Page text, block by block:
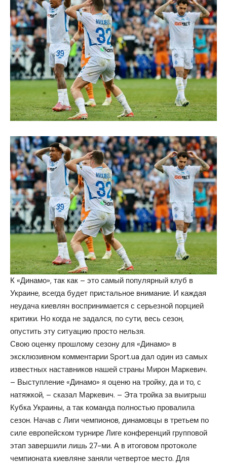
К «Динамо», так как – это самый популярный клуб в
Украине, всегда будет пристальное внимание. И каждая
неудача киевлян воспринимается с серьезной порцией
критики. Но когда не задался, по сути, весь сезон,
опустить эту ситуацию просто нельзя.
Свою оценку прошлому сезону для «Динамо» в
эксклюзивном комментарии Sport.ua дал один из самых
известных наставников нашей страны Мирон Маркевич.
– Выступление «Динамо» я оценю на тройку, да и то, с
натяжкой, – сказал Маркевич. – Эта тройка за выигрыш
Кубка Украины, а так команда полностью провалила
сезон. Начав с Лиги чемпионов, динамовцы в третьем по
силе европейском турнире Лиге конференций групповой
этап завершили лишь 27-ми. А в итоговом протоколе
чемпионата киевляне заняли четвертое место. Для